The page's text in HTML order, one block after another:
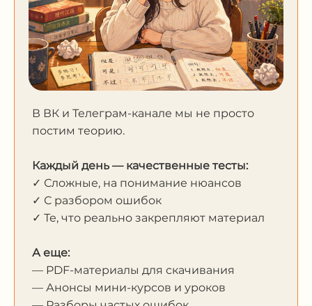
В ВК и Телеграм-канале мы не просто
постим теорию.
Каждый день — качественные тесты:
✓ Сложные, на понимание нюансов
✓ С разбором ошибок
✓ Те, что реально закрепляют материал
А еще:
— PDF-материалы для скачивания
— Анонсы мини-курсов и уроков